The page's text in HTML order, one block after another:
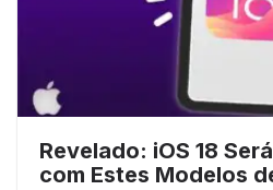
Revelado: iOS 18
com Estes Modelos